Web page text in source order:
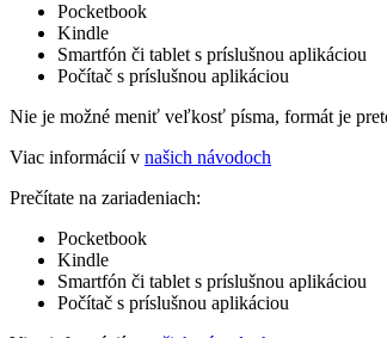
Pocketbook
Kindle
Smartfón či tablet s príslušnou aplikáciou
Počítač s príslušnou aplikáciou
Nie je možné meniť veľkosť písma, formát je
Viac informácií v našich návodoch
Prečítate na zariadeniach:
Pocketbook
Kindle
Smartfón či tablet s príslušnou aplikáciou
Počítač s príslušnou aplikáciou